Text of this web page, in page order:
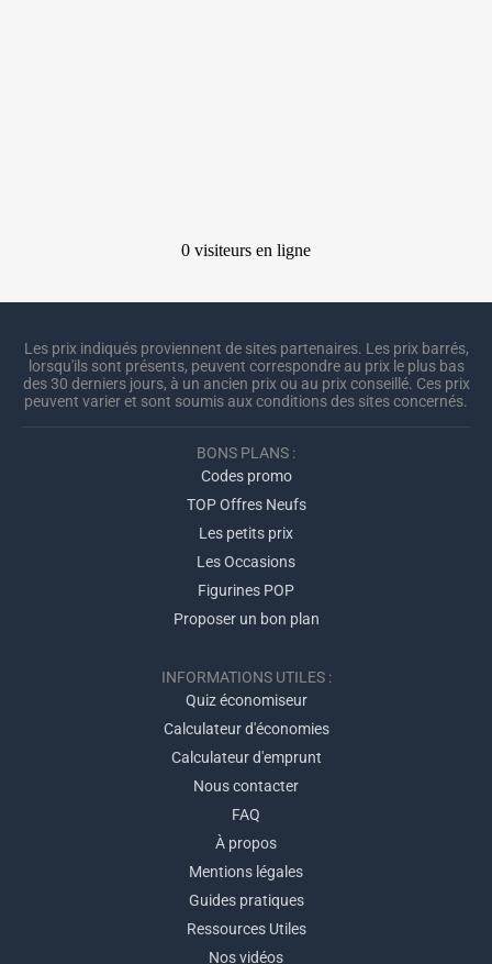
Les prix indiqués proviennent de sites partenaires. Les prix barrés,
lorsqu'ils sont présents, peuvent correspondre au prix le plus bas
des 30 derniers jours, à un ancien prix ou au prix conseillé. Ces prix
peuvent varier et sont soumis aux conditions des sites concernés.
BONS PLANS :
Codes promo
TOP Offres Neufs
Les petits prix
Les Occasions
Figurines POP
Proposer un bon plan
INFORMATIONS UTILES :
Quiz économiseur
Calculateur d'économies
Calculateur d'emprunt
Nous contacter
FAQ
À propos
Mentions légales
Guides pratiques
Ressources Utiles
Nos vidéos